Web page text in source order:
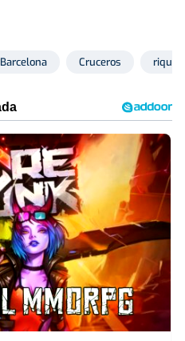
Barcelona Cruceros